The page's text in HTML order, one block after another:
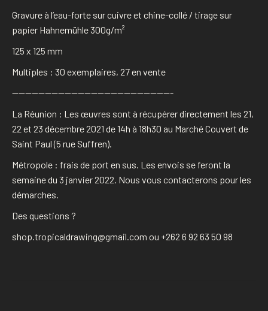
Gravure à l’eau-forte sur cuivre et chine-collé / tirage sur
papier Hahnemühle 300g/m²
125 x 125 mm
Multiples : 30 exemplaires, 27 en vente
————————————————————————-
La Réunion : Les œuvres sont à récupérer directement les 21,
22 et 23 décembre 2021 de 14h à 18h30 au Marché Couvert de
Saint Paul (5 rue Suffren).
Métropole : frais de port en sus. Les envois se feront la
semaine du 3 janvier 2022. Nous vous contacterons pour les
démarches.
Des questions ?
shop.tropicaldrawing@gmail.com ou +262 6 92 63 50 98